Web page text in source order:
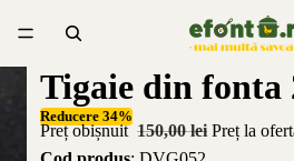
Tigaie din fonta
Reducere 34%
Preț obișnuit 150,00 lei Preț la